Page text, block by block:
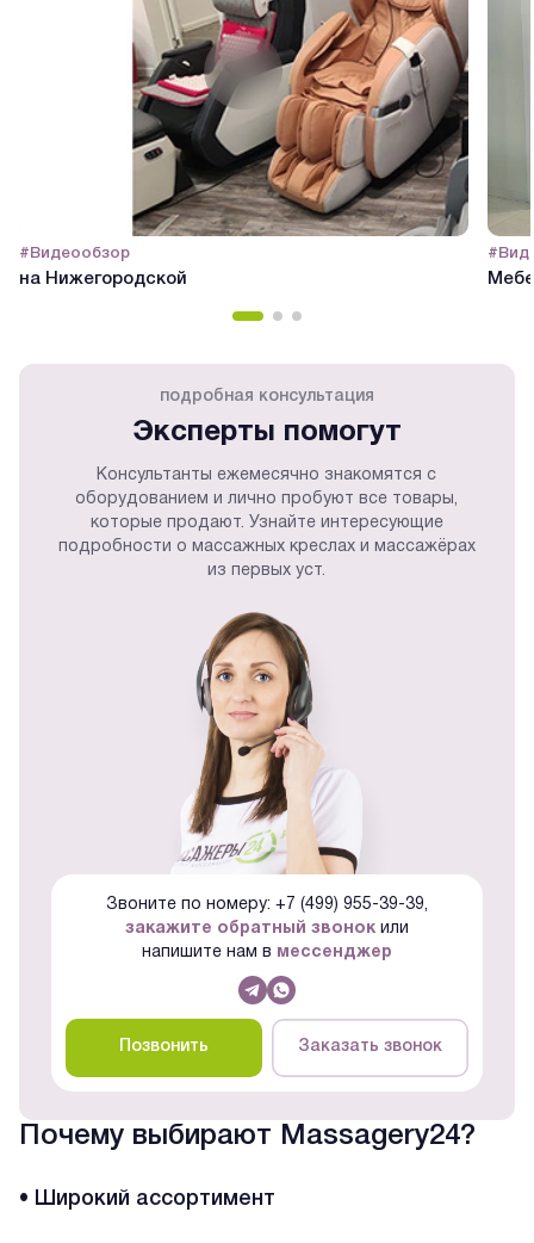
#Видеообзор
на Нижегородской
подробная консультация
Эксперты помогут
Консультанты ежемесячно знакомятся с
оборудованием и лично пробуют все товары,
которые продают. Узнайте интересующие
подробности о массажных креслах и массажёрах
из первых уст.
Звоните по номеру: +7 (499) 955-39-39,
закажите обратный звонокили
напишите нам в
мессенджер
Позвонить Заказать звонок
Почему выбирают Massagery24?
• Широкий ассортимент